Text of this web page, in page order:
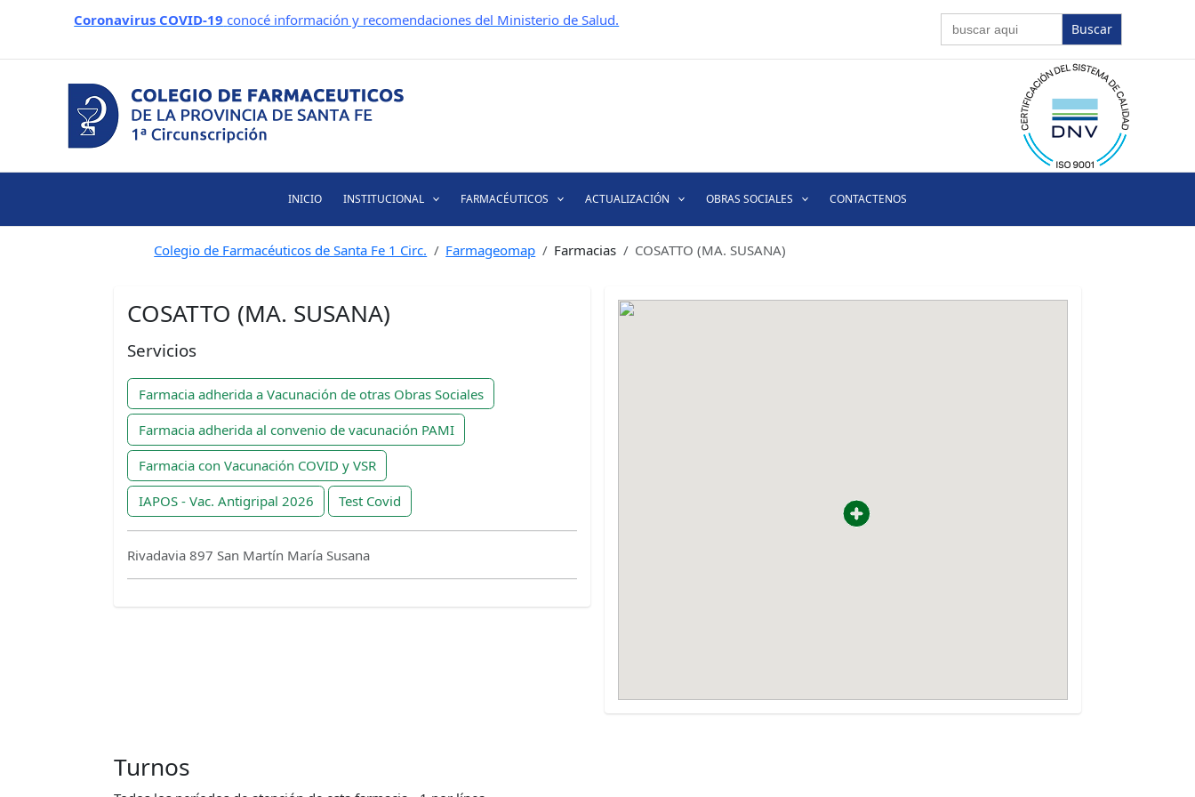
Coronavirus COVID-19 conocé información y recomendaciones del Ministerio de Salud. Buscar:
INICIO INSTITUCIONAL FARMACÉUTICOS ACTUALIZACIÓN OBRAS SOCIALES CONTACTENOS
Colegio de Farmacéuticos de Santa Fe 1 Circ. Farmageomap Farmacias COSATTO (MA. SUSANA)
COSATTO (MA. SUSANA)
Servicios
Farmacia adherida a Vacunación de otras Obras Sociales
Farmacia adherida al convenio de vacunación PAMI
Farmacia con Vacunación COVID y VSR
IAPOS - Vac. Antigripal 2026 Test Covid
Rivadavia 897 San Martín María Susana
Turnos